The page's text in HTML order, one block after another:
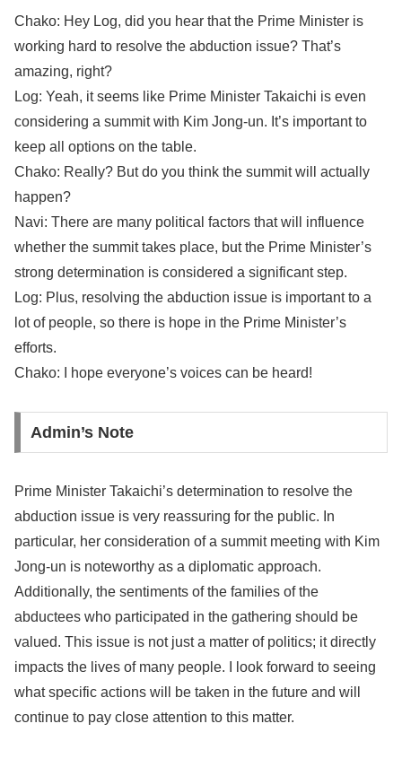
Chako: Hey Log, did you hear that the Prime Minister is
working hard to resolve the abduction issue? That’s
amazing, right?
Log: Yeah, it seems like Prime Minister Takaichi is even
considering a summit with Kim Jong-un. It’s important to
keep all options on the table.
Chako: Really? But do you think the summit will actually
happen?
Navi: There are many political factors that will influence
whether the summit takes place, but the Prime Minister’s
strong determination is considered a significant step.
Log: Plus, resolving the abduction issue is important to a
lot of people, so there is hope in the Prime Minister’s
efforts.
Chako: I hope everyone’s voices can be heard!
Admin’s Note
Prime Minister Takaichi’s determination to resolve the
abduction issue is very reassuring for the public. In
particular, her consideration of a summit meeting with Kim
Jong-un is noteworthy as a diplomatic approach.
Additionally, the sentiments of the families of the
abductees who participated in the gathering should be
valued. This issue is not just a matter of politics; it directly
impacts the lives of many people. I look forward to seeing
what specific actions will be taken in the future and will
continue to pay close attention to this matter.